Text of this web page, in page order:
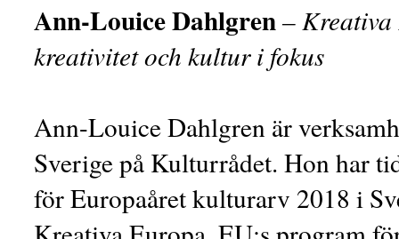
Ann-Louice Dahlgren– Kreativa
kreativitet och kultur i fokus
Ann-Louice Dahlgren är
Sverige på Kulturrådet. Hon har
för Europaåret kulturarv 2018 i